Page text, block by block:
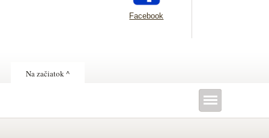
Facebook
Na začiatok ^